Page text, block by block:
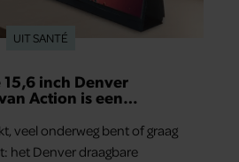
UIT SANTÉ
inch Denver
Action is een
veel onderweg bent of graag
het Denver draagbare